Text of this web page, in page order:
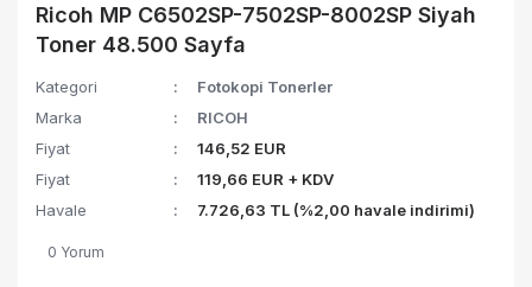
Ricoh MP C6502SP-7502SP-8002SP Siyah
Toner 48.500 Sayfa
Kategori
Fotokopi Tonerler
Marka
RICOH
Fiyat
146,52 EUR
Fiyat
119,66 EUR + KDV
Havale
7.726,63 TL (%2,00 havale indirimi)
0 Yorum